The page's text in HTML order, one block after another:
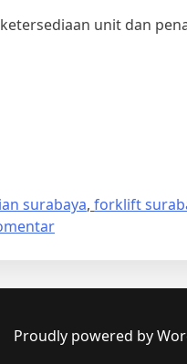
unit dan
surabaya, forklift
pada
Harian
3
Proudly powered by